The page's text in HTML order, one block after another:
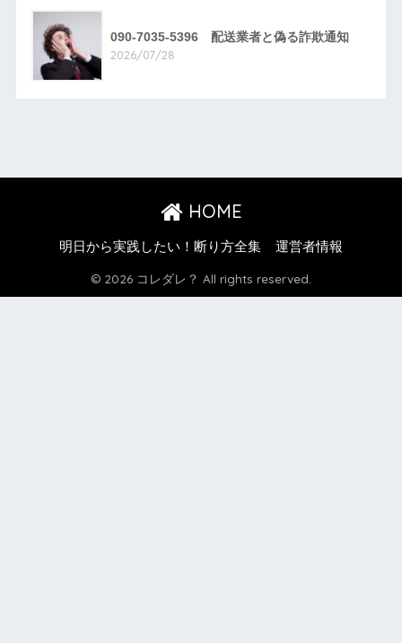
090-7035-5396 配送業者と偽る詐欺通知
2026/07/28
HOME
明日から実践したい！断り方全集 運営者情報
© 2026 コレダレ？ All rights reserved.